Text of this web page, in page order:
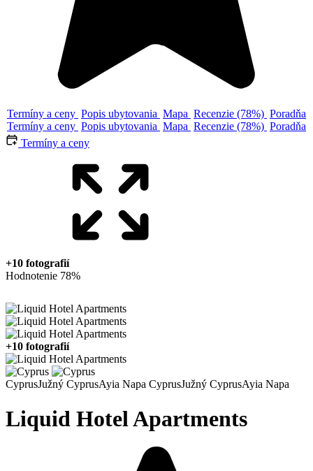
Termíny a ceny Popis ubytovania Mapa Recenzie (78%) Poradňa
Termíny a ceny Popis ubytovania Mapa Recenzie (78%) Poradňa
Termíny a ceny
+10 fotografií
Hodnotenie 78%
+10 fotografií
CyprusJužný CyprusAyia Napa CyprusJužný CyprusAyia Napa
Liquid Hotel Apartments